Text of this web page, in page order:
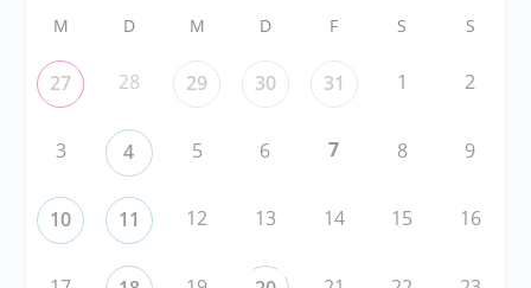
M D M D F S S
27 28 29 30 31 1 2
3 4 5 6 7 8 9
10 11 12 13 14 15 16